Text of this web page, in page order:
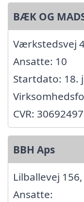
BÆK OG
Værkstedsvej
Ansatte: 10
Startdato: 18.
CVR: 30692497
BBH Aps
Lilballevej
Ansatte: